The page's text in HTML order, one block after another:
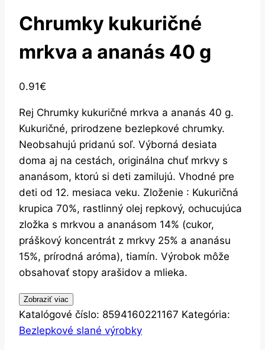
Chrumky kukuričné
mrkva a ananás 40 g
0.91€
Rej Chrumky kukuričné mrkva a ananás 40 g.
Kukuričné, prirodzene bezlepkové chrumky.
Neobsahujú pridanú soľ. Výborná desiata
doma aj na cestách, originálna chuť mrkvy s
ananásom, ktorú si deti zamilujú. Vhodné pre
deti od 12. mesiaca veku. Zloženie : Kukuričná
krupica 70%, rastlinný olej repkový, ochucujúca
zložka s mrkvou a ananásom 14% (cukor,
práškový koncentrát z mrkvy 25% a ananásu
15%, prírodná aróma), tiamín. Výrobok môže
obsahovať stopy arašidov a mlieka.
Zobraziť viac
Katalógové číslo: 8594160221167 Kategória:
Bezlepkové slané výrobky